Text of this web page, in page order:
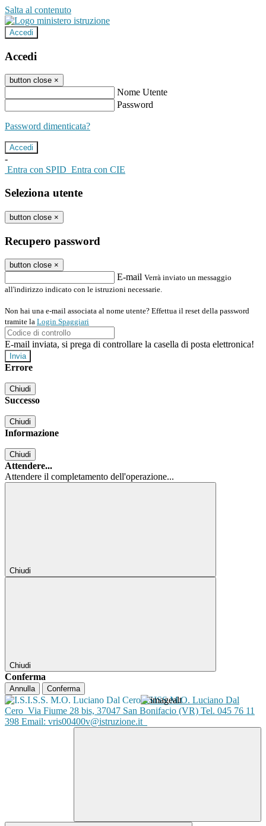
Salta al contenuto
Accedi
Accedi
button close ×
Nome Utente
Password
Password dimenticata?
-
Entra con SPID Entra con CIE
Seleziona utente
button close ×
Recupero password
button close ×
E-mail Verrà inviato un messaggio
all'indirizzo indicato con le istruzioni necessarie.
Non hai una e-mail associata al nome utente? Effettua il reset della password
tramite la Login Spaggiari
E-mail inviata, si prega di controllare la casella di posta elettronica!
Errore
Chiudi
Successo
Chiudi
Informazione
Chiudi
Attendere...
Attendere il completamento dell'operazione...
Chiudi
Chiudi
Conferma
Annulla Conferma
ISISS M.O. Luciano Dal
Cero Via Fiume 28 bis, 37047 San Bonifacio (VR) Tel. 045 76 11
398 Email: vris00400v@istruzione.it